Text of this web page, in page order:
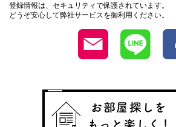
登録情報は、セキュリティで保護されています。
どうぞ安心して弊社サービスを御利用ください。